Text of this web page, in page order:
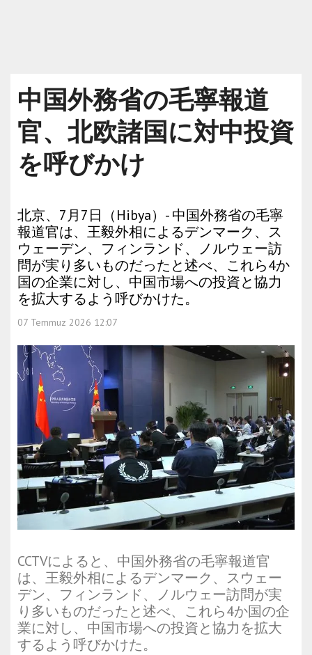
中国外務省の毛寧報道
官、北欧諸国に対中投資
を呼びかけ
北京、7月7日（Hibya）- 中国外務省の毛寧
報道官は、王毅外相によるデンマーク、ス
ウェーデン、フィンランド、ノルウェー訪
問が実り多いものだったと述べ、これら4か
国の企業に対し、中国市場への投資と協力
を拡大するよう呼びかけた。
07 Temmuz 2026 12:07
CCTVによると、中国外務省の毛寧報道官
は、王毅外相によるデンマーク、スウェー
デン、フィンランド、ノルウェー訪問が実
り多いものだったと述べ、これら4か国の企
業に対し、中国市場への投資と協力を拡大
するよう呼びかけた。